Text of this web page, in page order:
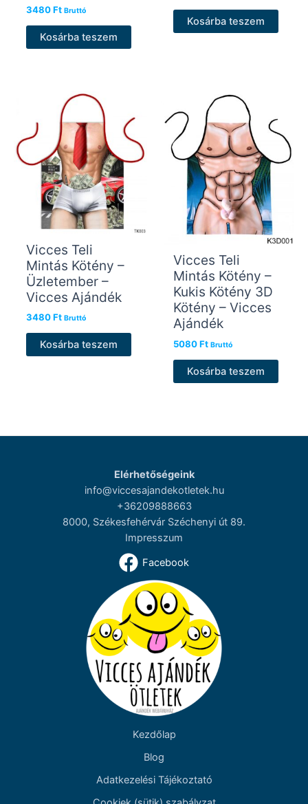
3480Ft Bruttó
Kosárba teszem
Kosárba teszem
Vicces Teli
Mintás Kötény –
Üzletember –
Vicces Ajándék
3480Ft Bruttó
Kosárba teszem
Vicces Teli
Mintás Kötény –
Kukis Kötény 3D
Kötény – Vicces
Ajándék
5080Ft Bruttó
Kosárba teszem
Elérhetőségeink
info@viccesajandekotletek.hu
+36209888663
8000, Székesfehérvár Széchenyi út 89.
Impresszum
Facebook
Kezdőlap
Blog
Adatkezelési Tájékoztató